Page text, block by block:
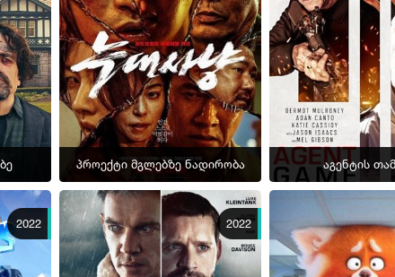
პროექტი მგლებზე ნადირობა აგენტის
2022 2022